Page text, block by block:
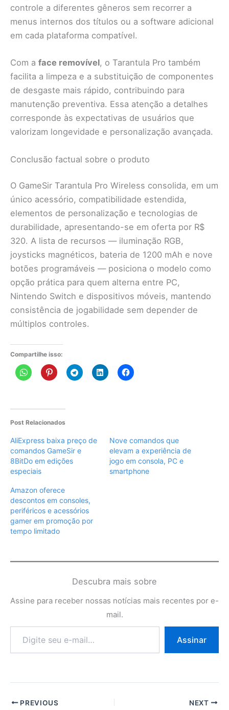
controle a diferentes gêneros sem recorrer a
menus internos dos títulos ou a software adicional
em cada plataforma compatível.
Com a face removível, o Tarantula Pro também
facilita a limpeza e a substituição de componentes
de desgaste mais rápido, contribuindo para
manutenção preventiva. Essa atenção a detalhes
corresponde às expectativas de usuários que
valorizam longevidade e personalização avançada.
Conclusão factual sobre o produto
O GameSir Tarantula Pro Wireless consolida, em um
único acessório, compatibilidade estendida,
elementos de personalização e tecnologias de
durabilidade, apresentando-se em oferta por R$
320. A lista de recursos — iluminação RGB,
joysticks magnéticos, bateria de 1200 mAh e nove
botões programáveis — posiciona o modelo como
opção prática para quem alterna entre PC,
Nintendo Switch e dispositivos móveis, mantendo
consistência de jogabilidade sem depender de
múltiplos controles.
Compartilhe isso:
Post Relacionados
AliExpress baixa preço de
comandos GameSir e
8BitDo em edições
especiais
Nove comandos que
elevam a experiência de
jogo em consola, PC e
smartphone
Amazon oferece
descontos em consoles,
periféricos e acessórios
gamer em promoção por
tempo limitado
Descubra mais sobre
Assine para receber nossas notícias mais recentes por e-
mail.
e-
Assinar
PREVIOUS NEXT